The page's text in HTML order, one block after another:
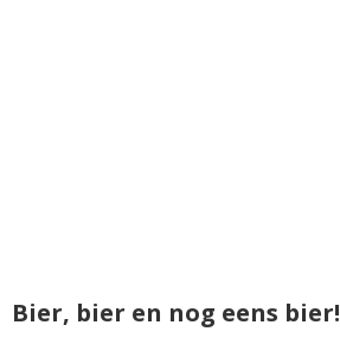
Bier, bier en nog eens bier!